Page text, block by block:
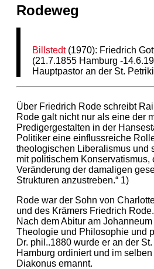
Rodeweg
Billstedt(1970): Friedrich
(21.7.1855 Hamburg -
Hauptpastor an der St.
Über Friedrich Rode schreibt
Rode galt nicht nur als eine der
Predigergestalten in der
Politiker eine einflussreiche
theologischen Liberalismus und
mit politischem Konservatismus,
Veränderung der damaligen
Strukturen anzustreben.“ 1)
Rode war der Sohn von
und des Krämers Friedrich Rode.
Nach dem Abitur am
Theologie und Philosophie und
Dr. phil..1880 wurde er an der
Hamburg ordiniert und im
Diakonus ernannt.